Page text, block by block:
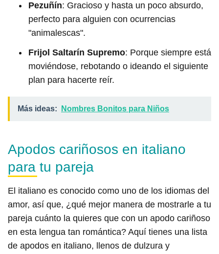
Pezuñín: Gracioso y hasta un poco absurdo,
perfecto para alguien con ocurrencias
"animalescas".
Frijol Saltarín Supremo: Porque siempre está
moviéndose, rebotando o ideando el siguiente
plan para hacerte reír.
Más ideas: Nombres Bonitos para Niños
Apodos cariñosos en italiano
para tu pareja
El italiano es conocido como uno de los idiomas del
amor, así que, ¿qué mejor manera de mostrarle a tu
pareja cuánto la quieres que con un apodo cariñoso
en esta lengua tan romántica? Aquí tienes una lista
de apodos en italiano, llenos de dulzura y